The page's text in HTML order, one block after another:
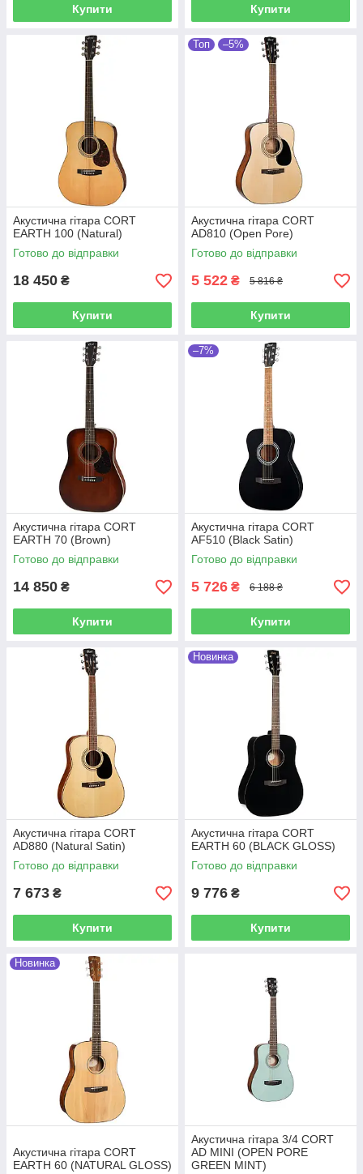
Купити Купити
Акустична гітара CORT
EARTH 100 (Natural)
Готово до відправки
18 450 ₴
Купити
Топ –5%
Акустична гітара CORT
AD810 (Open Pore)
Готово до відправки
5 522 ₴ 5 816 ₴
Купити
Акустична гітара CORT
EARTH 70 (Brown)
Готово до відправки
14 850 ₴
Купити
–7%
Акустична гітара CORT
AF510 (Black Satin)
Готово до відправки
5 726 ₴ 6 188 ₴
Купити
Акустична гітара CORT
AD880 (Natural Satin)
Готово до відправки
7 673 ₴
Купити
Новинка
Акустична гітара CORT
EARTH 60 (BLACK GLOSS)
Готово до відправки
9 776 ₴
Купити
Новинка
Акустична гітара CORT
EARTH 60 (NATURAL GLOSS)
Акустична гітара 3/4 CORT
AD MINI (OPEN PORE
GREEN MINT)